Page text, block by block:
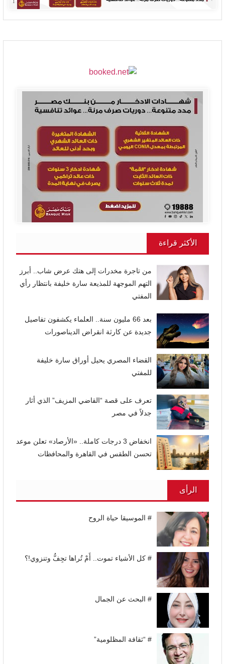
الأكثر قراءة
من تاجرة مخدرات إلى هتك عرض شاب.. أبرز
التهم الموجهة للمذيعة سارة خليفة بانتظار رأي
المفتي
بعد 66 مليون سنة.. العلماء يكشفون تفاصيل
جديدة عن كارثة انقراض الديناصورات
القضاء المصري يحيل أوراق سارة خليفة
للمفتي
تعرف على قصة “القاضي المزيف” الذي أثار
جدلاً في مصر
انخفاض 3 درجات كاملة.. «الأرصاد» تعلن موعد
تحسن الطقس في القاهرة والمحافظات
الرأى
# الموسيقا حياة الروح
# كل الأشياء تموت.. أَمْ تُراها تجِفُّ وتنزوي!؟
# البحث عن الجمال
# “ثقافة المظلومية”